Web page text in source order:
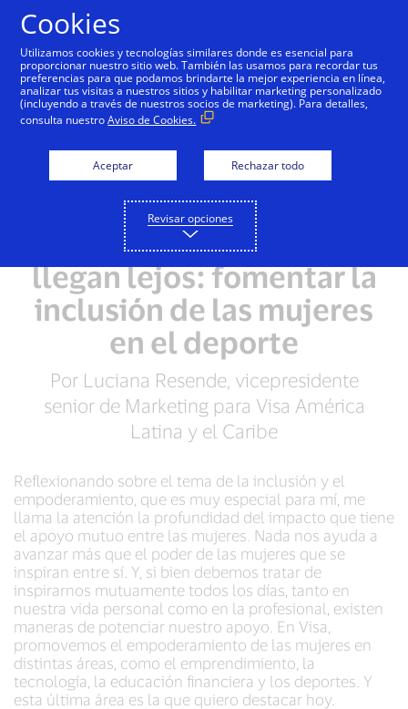
Pequeños pasos que
llegan lejos: fomentar la
inclusión de las mujeres
en el deporte
Por Luciana Resende, vicepresidente
senior de Marketing para Visa América
Latina y el Caribe
Reflexionando sobre el tema de la inclusión y el
empoderamiento, que es muy especial para mí, me
llama la atención la profundidad del impacto que tiene
el apoyo mutuo entre las mujeres. Nada nos ayuda a
avanzar más que el poder de las mujeres que se
inspiran entre sí. Y, si bien debemos tratar de
inspirarnos mutuamente todos los días, tanto en
nuestra vida personal como en la profesional, existen
maneras de potenciar nuestro apoyo. En Visa,
promovemos el empoderamiento de las mujeres en
distintas áreas, como el emprendimiento, la
tecnología, la educación financiera y los deportes. Y
esta última área es la que quiero destacar hoy.
Cookies
Utilizamos cookies y tecnologías similares donde es esencial para
proporcionar nuestro sitio web. También las usamos para recordar tus
preferencias para que podamos brindarte la mejor experiencia en línea,
analizar tus visitas a nuestros sitios y habilitar marketing personalizado
(incluyendo a través de nuestros socios de marketing). Para detalles,
consulta nuestroAviso de Cookies.
Aceptar Rechazar todo
Revisar opciones